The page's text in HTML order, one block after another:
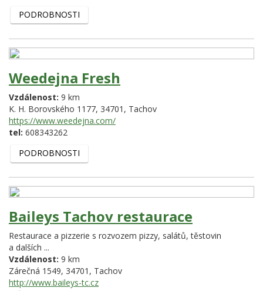
PODROBNOSTI
Weedejna Fresh
Vzdálenost: 9 km
K. H. Borovského 1177, 34701, Tachov
https://www.weedejna.com/
tel: 608343262
PODROBNOSTI
Baileys Tachov restaurace
Restaurace a pizzerie s rozvozem pizzy, salátů, těstovin
a dalších ...
Vzdálenost: 9 km
Zárečná 1549, 34701, Tachov
http://www.baileys-tc.cz